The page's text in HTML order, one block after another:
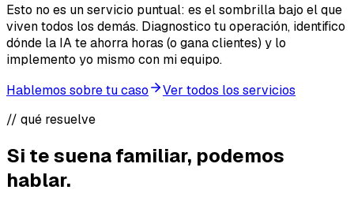
Esto no es un servicio puntual: es el sombrilla bajo el que
viven todos los demás. Diagnostico tu operación, identifico
dónde la IA te ahorra horas (o gana clientes) y lo
implemento yo mismo con mi equipo.
Hablemos sobre tu caso
Ver todos los servicios
// qué resuelve
Si te suena familiar, podemos
hablar.